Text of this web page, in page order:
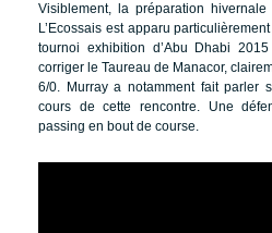
Visiblement, la préparation
L’Ecossais est apparu
tournoi exhibition d’Abu Dhabi
corriger le Taureau de Manacor,
6/0. Murray a notamment fait parler
cours de cette rencontre. Une
passing en bout de course.